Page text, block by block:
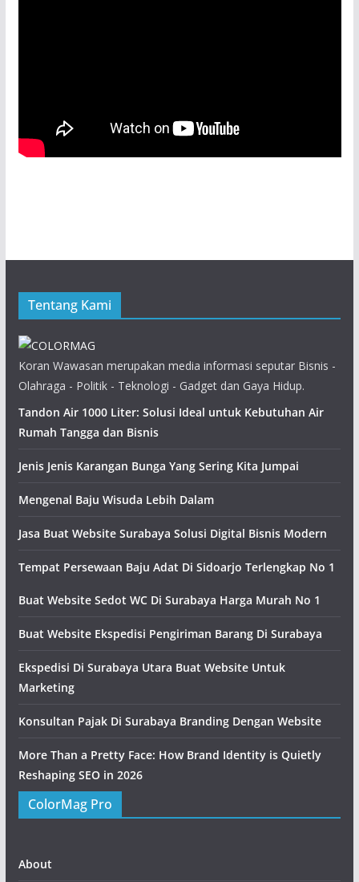
Tentang Kami
Koran Wawasan merupakan media informasi seputar Bisnis -
Olahraga - Politik - Teknologi - Gadget dan Gaya Hidup.
Tandon Air 1000 Liter: Solusi Ideal untuk Kebutuhan Air
Rumah Tangga dan Bisnis
Jenis Jenis Karangan Bunga Yang Sering Kita Jumpai
Mengenal Baju Wisuda Lebih Dalam
Jasa Buat Website Surabaya Solusi Digital Bisnis Modern
Tempat Persewaan Baju Adat Di Sidoarjo Terlengkap No 1
Buat Website Sedot WC Di Surabaya Harga Murah No 1
Buat Website Ekspedisi Pengiriman Barang Di Surabaya
Ekspedisi Di Surabaya Utara Buat Website Untuk
Marketing
Konsultan Pajak Di Surabaya Branding Dengan Website
More Than a Pretty Face: How Brand Identity is Quietly
Reshaping SEO in 2026
ColorMag Pro
About